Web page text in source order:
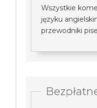
Wszystkie
języku
przewodniki